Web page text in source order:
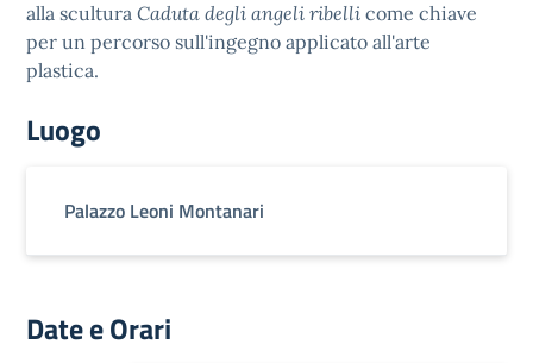
alla scultura Caduta degli angeli ribelli come chiave
per un percorso sull'ingegno applicato all'arte
plastica.
Luogo
Palazzo Leoni Montanari
Date e Orari